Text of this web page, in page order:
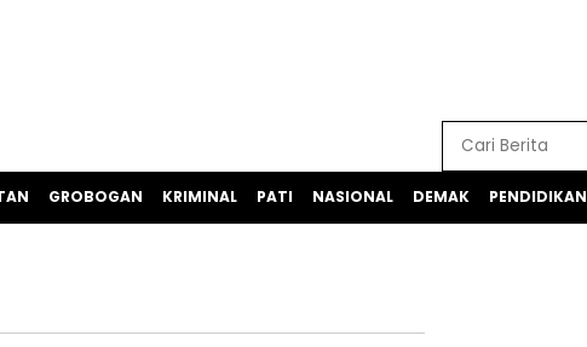
GROBOGAN KRIMINAL PATI NASIONAL DEMAK PENDIDIKAN